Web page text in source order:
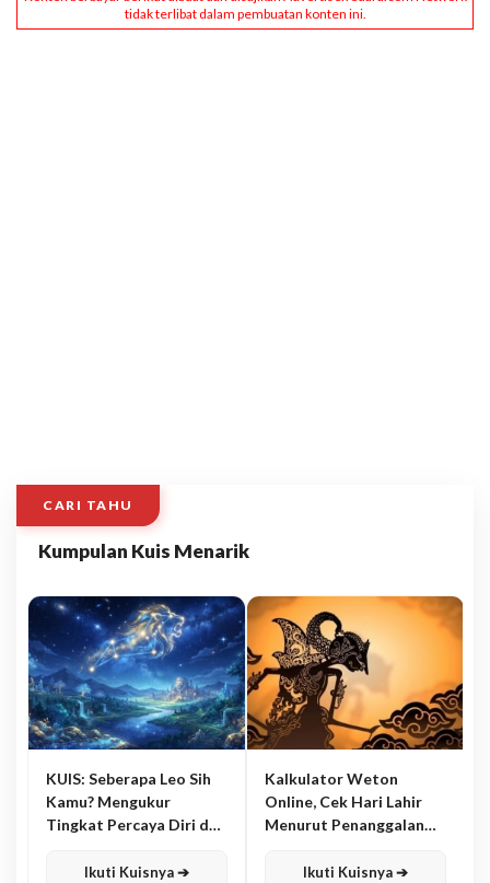
CARI TAHU
Kumpulan Kuis Menarik
KUIS: Seberapa Leo Sih
Kamu? Mengukur
Tingkat Percaya Diri dan
Ikuti Kuisnya ➔
Kalkulator Weton
Online, Cek Hari Lahir
Menurut Penanggalan
Ikuti Kuisnya ➔